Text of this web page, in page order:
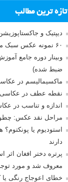
تازه ترین مطالب
دیپتیک و
۶۰ نمونه عکس سبک ماکسیمالیسم
وبینار دوره جامع
ضبط شده)
ماکسیمالیسم در
نقطه عطف در عکاسی
اندازه و تناسب در
مراحل نقد عکس:
استودیوم یا
دارند
پرتره دختر افغان اثر
معروف شد و مورد
خطای اعوجاج رنگی یا